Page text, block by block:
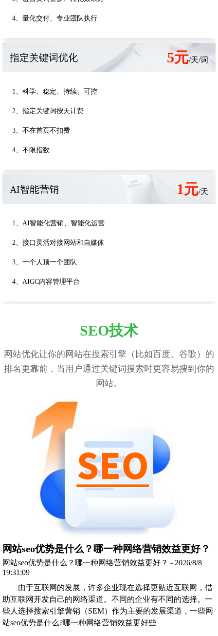
4、量化交付、专业团队执行
指定关键词优化 5元/天/词
1、科学、稳定、持续、可控
2、指定关键词按天计费
3、不在首页不扣费
4、不限指数
AI智能营销 1元/天
1、AI智能化营销、智能化运营
2、接口灵活对接网站和自媒体
3、一个人顶一个团队
4、AIGC内容管理平台
SEO技术
网站优化让你的网站在搜索引擎（比如百度、谷歌）的
排名更靠前，当用户通过关键词搜索时更容易搜到你的
网站。
网站seo优势是什么？哪一种网络营销效益更好？
网站seo优势是什么？哪一种网络营销效益更好？ - 2026/8/8
19:31:09
由于互联网的发展，许多企业现在选择更贴近互联网，借
助互联网开发自己的网络渠道。不同的企业有不同的选择。一
些人选择搜索引擎营销（SEM）作为主要的发展渠道，一些网
站seo优势是什么?哪一种网络营销效益更好些